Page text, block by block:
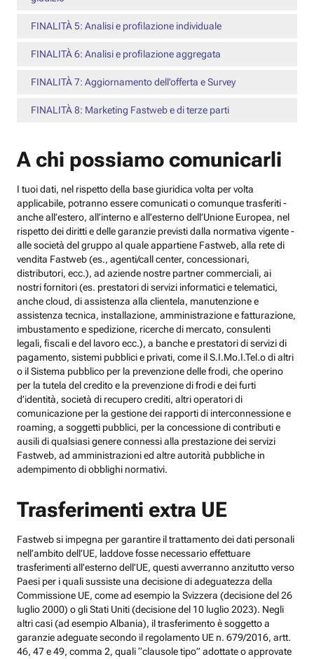
FINALITÀ 5: Analisi e profilazione individuale
FINALITÀ 6: Analisi e profilazione aggregata
FINALITÀ 7: Aggiornamento dell’offerta e Survey
FINALITÀ 8: Marketing Fastweb e di terze parti
A chi possiamo comunicarli
I tuoi dati, nel rispetto della base giuridica volta per volta
applicabile, potranno essere comunicati o comunque trasferiti -
anche all’estero, all’interno e all’esterno dell’Unione Europea, nel
rispetto dei diritti e delle garanzie previsti dalla normativa vigente -
alle società del gruppo al quale appartiene Fastweb, alla rete di
vendita Fastweb (es., agenti/call center, concessionari,
distributori, ecc.), ad aziende nostre partner commerciali, ai
nostri fornitori (es. prestatori di servizi informatici e telematici,
anche cloud, di assistenza alla clientela, manutenzione e
assistenza tecnica, installazione, amministrazione e fatturazione,
imbustamento e spedizione, ricerche di mercato, consulenti
legali, fiscali e del lavoro ecc.), a banche e prestatori di servizi di
pagamento, sistemi pubblici e privati, come il S.I.Mo.I.Tel.o di altri
o il Sistema pubblico per la prevenzione delle frodi, che operino
per la tutela del credito e la prevenzione di frodi e dei furti
d’identità, società di recupero crediti, altri operatori di
comunicazione per la gestione dei rapporti di interconnessione e
roaming, a soggetti pubblici, per la concessione di contributi e
ausili di qualsiasi genere connessi alla prestazione dei servizi
Fastweb, ad amministrazioni ed altre autorità pubbliche in
adempimento di obblighi normativi.
Trasferimenti extra UE
Fastweb si impegna per garantire il trattamento dei dati personali
nell’ambito dell’UE, laddove fosse necessario effettuare
trasferimenti all’esterno dell’UE, questi avverranno anzitutto verso
Paesi per i quali sussiste una decisione di adeguatezza della
Commissione UE, come ad esempio la Svizzera (decisione del 26
luglio 2000) o gli Stati Uniti (decisione del 10 luglio 2023). Negli
altri casi (ad esempio Albania), il trasferimento è soggetto a
garanzie adeguate secondo il regolamento UE n. 679/2016, artt.
46, 47 e 49, comma 2, quali “clausole tipo” adottate o approvate